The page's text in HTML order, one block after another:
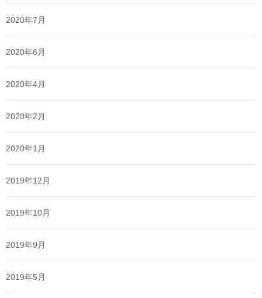
2020年7月
2020年6月
2020年4月
2020年2月
2020年1月
2019年12月
2019年10月
2019年9月
2019年5月